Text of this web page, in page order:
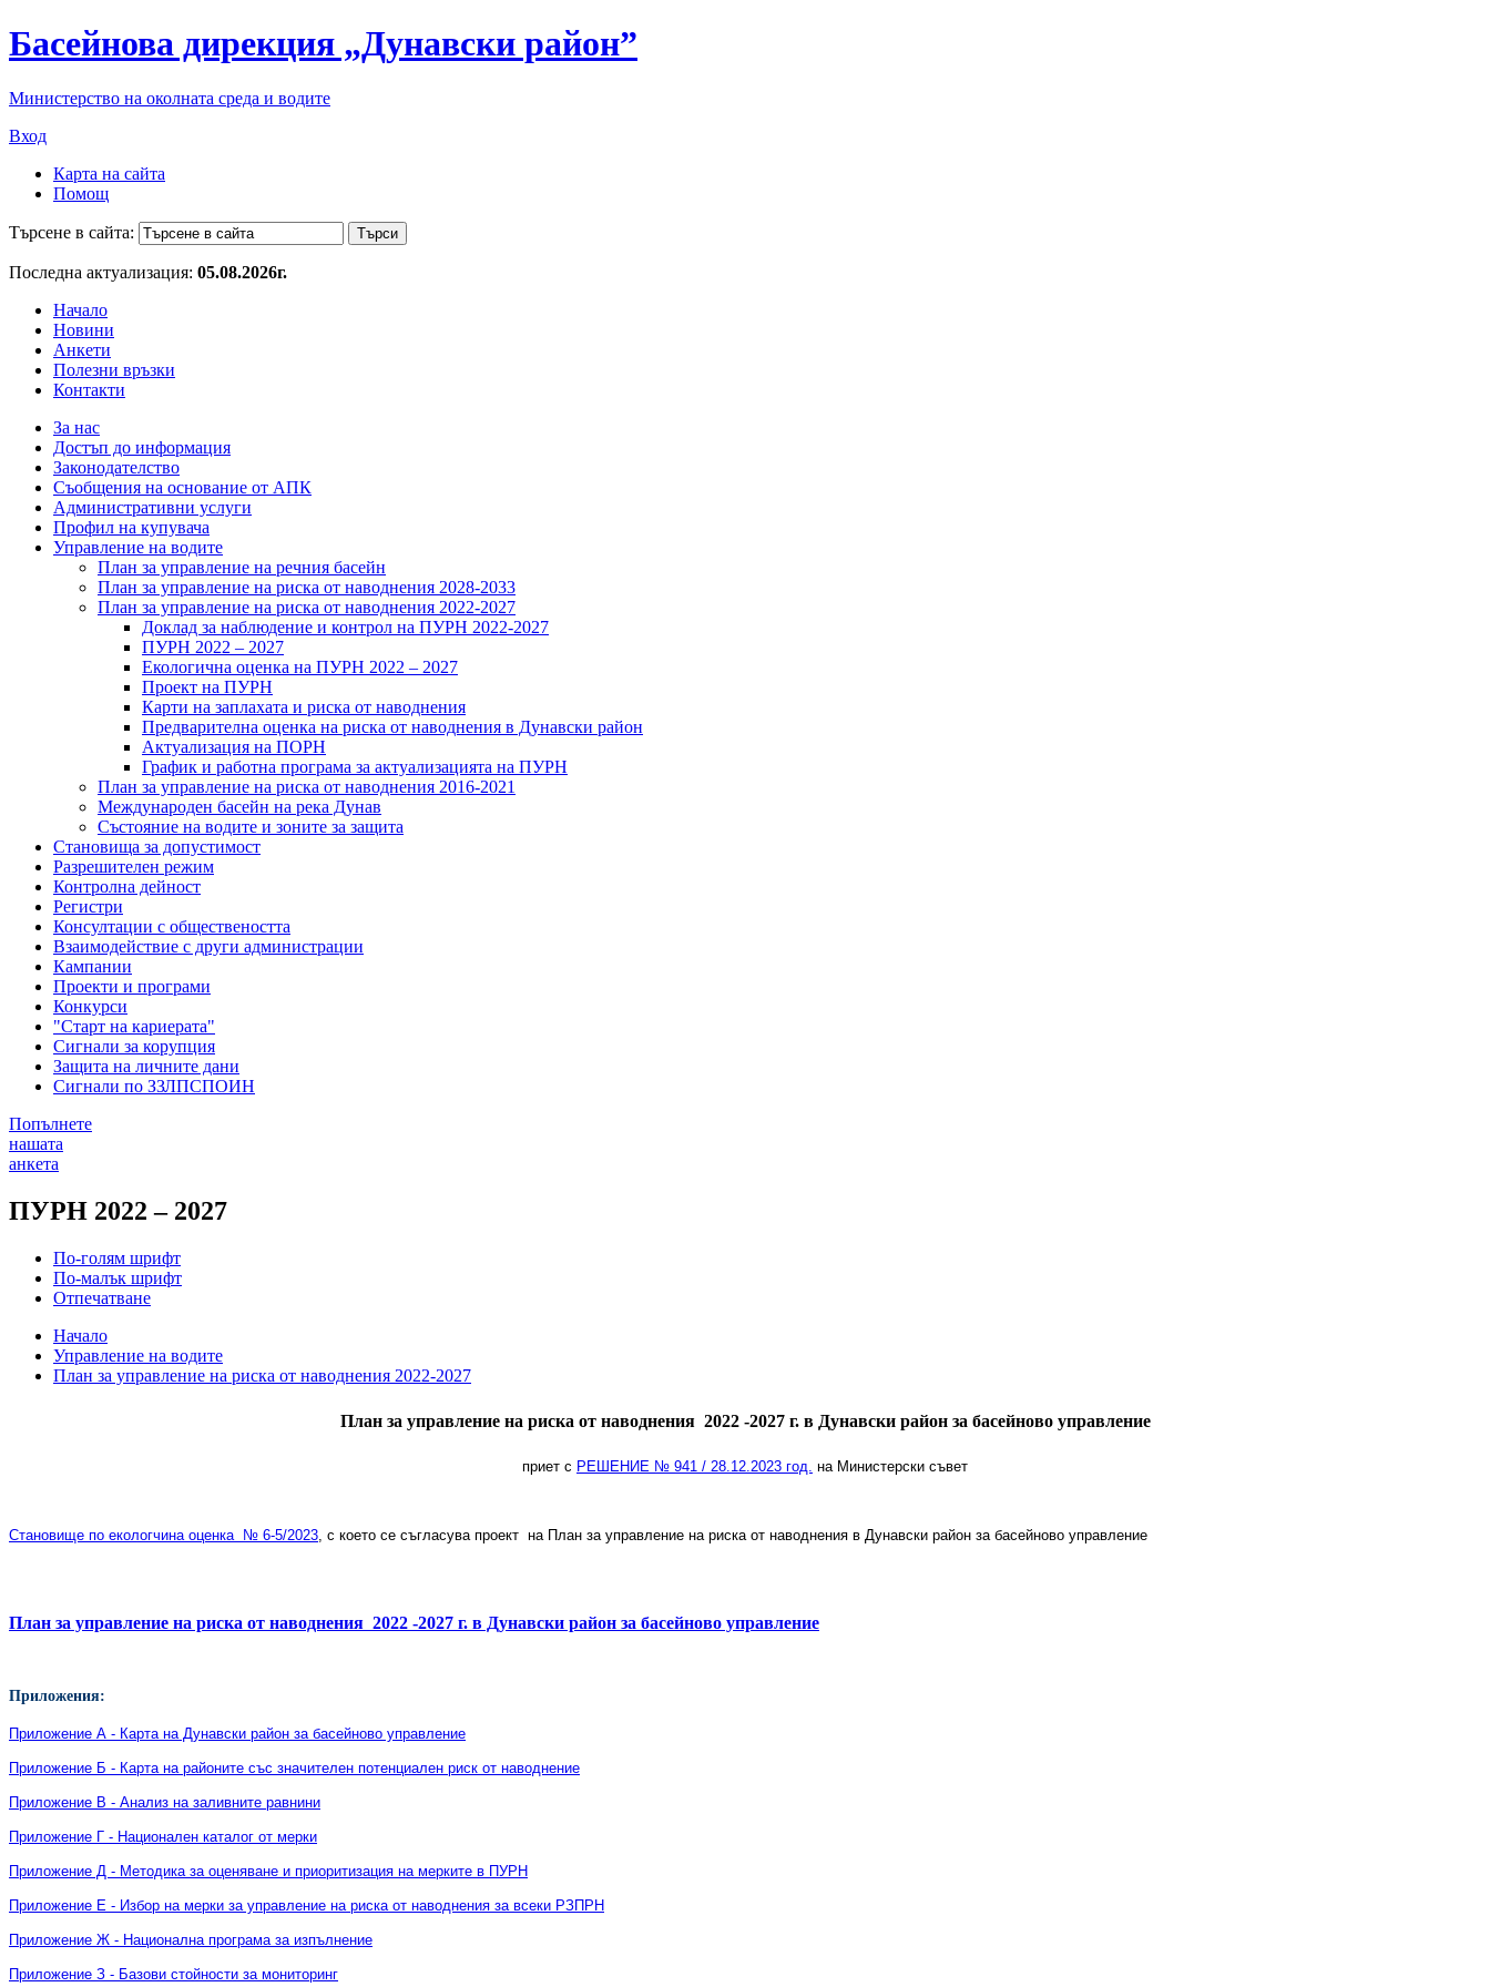
Басейнова дирекция „Дунавски район”
Министерство на околната среда и водите
Вход
Карта на сайта
Помощ
Търсене в сайта:
Последна актуализация: 05.08.2026г.
Начало
Новини
Анкети
Полезни връзки
Контакти
За нас
Достъп до информация
Законодателство
Съобщения на основание от АПК
Административни услуги
Профил на купувача
Управление на водите
План за управление на речния басейн
План за управление на риска от наводнения 2028-2033
План за управление на риска от наводнения 2022-2027
Доклад за наблюдение и контрол на ПУРН 2022-2027
ПУРН 2022 – 2027
Екологична оценка на ПУРН 2022 – 2027
Проект на ПУРН
Карти на заплахата и риска от наводнения
Предварителна оценка на риска от наводнения в Дунавски район
Актуализация на ПОРН
График и работна програма за актуализацията на ПУРН
План за управление на риска от наводнения 2016-2021
Международен басейн на река Дунав
Състояние на водите и зоните за защита
Становища за допустимост
Разрешителен режим
Контролна дейност
Регистри
Консултации с обществеността
Взаимодействие с други администрации
Кампании
Проекти и програми
Конкурси
"Старт на кариерата"
Сигнали за корупция
Защита на личните дани
Сигнали по ЗЗЛПСПОИН
Попълнете
нашата
анкета
ПУРН 2022 – 2027
По-голям шрифт
По-малък шрифт
Отпечатване
Начало
Управление на водите
План за управление на риска от наводнения 2022-2027
План за управление на риска от наводнения 2022 -2027 г. в Дунавски район за басейново управление
приет с РЕШЕНИЕ № 941 / 28.12.2023 год. на Министерски съвет
Становище по екологчина оценка № 6-5/2023, с което се съгласува проект на План за управление на риска от наводнения в Дунавски район за басейново управление
План за управление на риска от наводнения 2022 -2027 г. в Дунавски район за басейново управление
Приложения:
Приложение А - Карта на Дунавски район за басейново управление
Приложение Б - Карта на районите със значителен потенциален риск от наводнение
Приложение В - Анализ на заливните равнини
Приложение Г - Национален каталог от мерки
Приложение Д - Методика за оценяване и приоритизация на мерките в ПУРН
Приложение Е - Избор на мерки за управление на риска от наводнения за всеки РЗПРН
Приложение Ж - Национална програма за изпълнение
Приложение З - Базови стойности за мониторинг